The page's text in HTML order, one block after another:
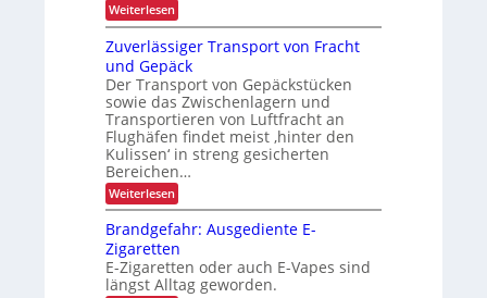
n
e
r
b
e
t
r
i
e
b
l
i
c
h
c
h
L
E
D
-
P
r
o
j
e
k
t
i
e
n
j
e
t
z
t
e
r
h
ä
l
t
l
c
h
ä
f
t
f
ü
r
k
u
r
z
f
r
Weiterlesen:
K
I
-
N
u
t
z
u
n
g
i
n
d
r
L
o
g
Zuverlässiger Transport von Fracht
und Gepäck
Der Transport von Gepäckstücken
sowie das Zwischenlagern und
Transportieren von Luftfracht an
Flughäfen findet meist ‚hinter den
Kulissen‘ in streng gesicherten
Bereichen…
Weiterlesen:
Z
v
e
r
l
Brandgefahr: Ausgediente E-
Zigaretten
E-Zigaretten oder auch E-Vapes sind
längst Alltag geworden.